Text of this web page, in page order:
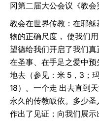
冈第二届大公会议《教会
教会在世界传教：在耶
物的正确尺度， 使我们
望德给我们开启了我们
在圣事、在手足之爱中
地去（参见：米 5，3；
18）。一个走 出去直到
永久的传教皈依。多少
作出了见证；向我们展